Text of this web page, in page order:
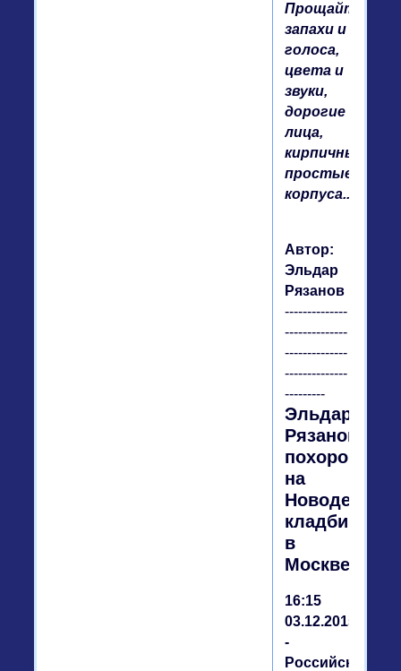
Прощайте,
запахи и
голоса,
цвета и
звуки,
дорогие
лица,
кирпичные
простые
корпуса...
Автор:
Эльдар
Рязанов
--------------
--------------
--------------
--------------
---------
Эльдара
Рязанова
похоронили
на
кладбище
в
Москве
16:15
03.12.2015
-
Российская